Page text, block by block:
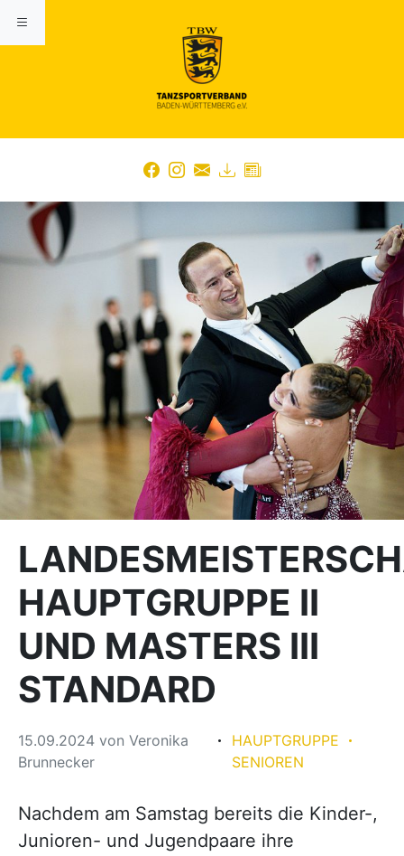
HAUPTGRUPPE II
UND MASTERS III
STANDARD
15.09.2024 von Veronika
Brunnecker
HAUPTGRUPPE
SENIOREN
Nachdem am Samstag bereits die Kinder-,
Junioren- und Jugendpaare ihre